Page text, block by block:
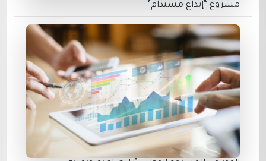
مشروع “إبداع مستدام”